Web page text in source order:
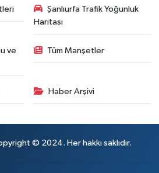
Şanlıurfa Trafik Yoğunluk
Haritası
ve
Tüm Manşetler
Haber Arşivi
© 2024. Her hakkı saklıdır.